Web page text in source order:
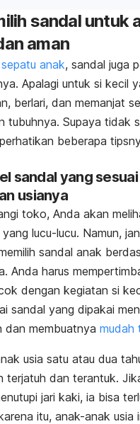
sandal untuk
aman
sepatu anak, sandal juga
Apalagi untuk si kecil
berlari, dan memanjat
tubuhnya. Supaya tidak
beberapa
sandal yang
usianya
toko, Anda akan
lucu-lucu. Namun,
sandal anak
Anda harus
dengan kegiatan si
sandal yang dipakai
dan membuatnya mudah
usia satu atau dua
terjatuh dan terantuk.
jari kaki, ia bisa
itu, anak-anak usia